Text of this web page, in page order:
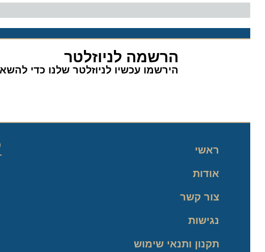
הרשמה לניוזלטר
הירשמו עכשיו לניוזלטר שלנו כדי להשאר
ראשי
אודות
צור קשר
נגישות
תקנון ותנאי שימוש